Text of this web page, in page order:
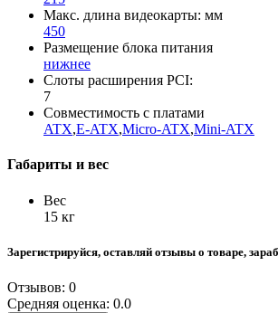
Макс. длина видеокарты: мм
450
Размещение блока питания
нижнее
Слоты расширения PCI:
7
Совместимость с платами
ATX,E-ATX,Micro-ATX,Mini-ATX
Габариты и вес
Вес
15 кг
Зарегистрируйся, оставляй отзывы о товаре,
Отзывов: 0
Средняя оценка: 0.0